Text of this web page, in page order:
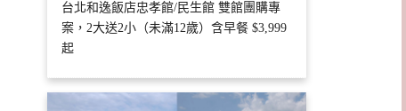
台北和逸飯店忠孝館/民生館 雙館團購專
案，2大送2小（未滿12歲）含早餐 $3,999
起